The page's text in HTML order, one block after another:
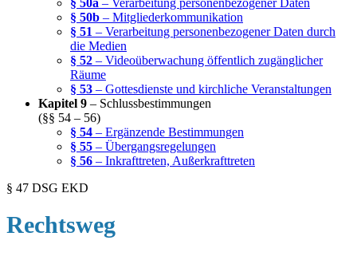
§ 50a – Verarbeitung personenbezogener Daten
§ 50b – Mitgliederkommunikation
§ 51 – Verarbeitung personenbezogener Daten durch
die Medien
§ 52 – Videoüberwachung öffentlich zugänglicher
Räume
§ 53 – Gottesdienste und kirchliche Veranstaltungen
Kapitel 9 – Schlussbestimmungen
(§§ 54 – 56)
§ 54 – Ergänzende Bestimmungen
§ 55 – Übergangsregelungen
§ 56 – Inkrafttreten, Außerkrafttreten
§ 47 DSG EKD
Rechtsweg